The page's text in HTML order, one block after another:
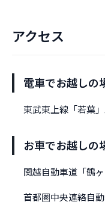
アクセス
電車でお越しの
東武東上線「若葉
お車でお越しの
関越自動車道「鶴
首都圏中央連絡自